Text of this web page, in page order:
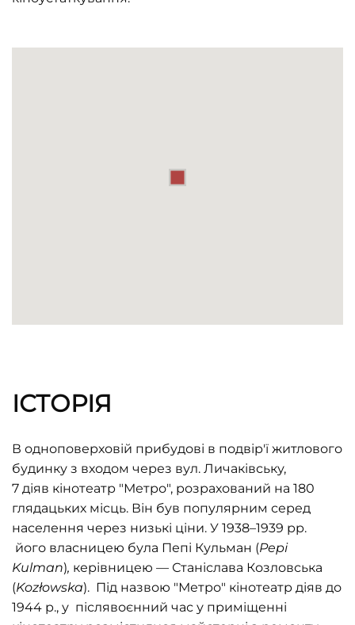
ІСТОРІЯ
В одноповерховій прибудові в подвір'ї житлового
будинку з входом через вул. Личаківську,
7 діяв кінотеатр "Метро", розрахований на 180
глядацьких місць. Він був популярним серед
населення через низькі ціни. У 1938–1939 рр.
його власницею була Пепі Кульман (Pepi
Kulman), керівницею — Станіслава Козловська
(Kozłowska). Під назвою "Метро" кінотеатр діяв до
1944 р., у післявоєнний час у приміщенні